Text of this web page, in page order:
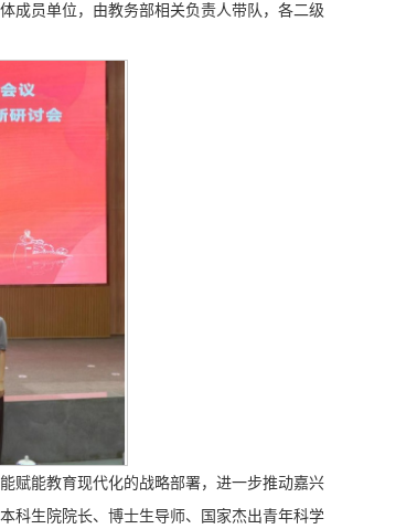
成员单位，由教务部相关负责人带队，各二级
赋能教育现代化的战略部署，进一步推动嘉兴
科生院院长、博士生导师、国家杰出青年科学